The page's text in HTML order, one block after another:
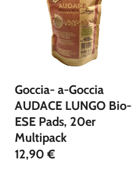
Goccia- a-Goccia
AUDACE LUNGO Bio-
ESE Pads, 20er
Multipack
12,90 €